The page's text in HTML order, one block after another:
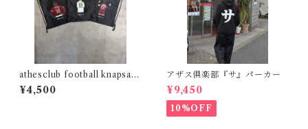
athesclub football knapsac
k
¥4,500
アザス倶楽部『サ』パーカー
¥9,450
10%OFF